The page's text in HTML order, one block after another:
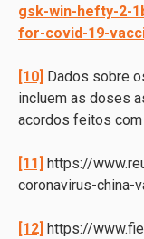
gsk-win-hefty-2-
for-covid-19-
[10]
Dados sobre
incluem as doses
acordos feitos
[11]
https://
coronavirus-china-
[12] https://